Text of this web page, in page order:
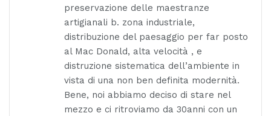
preservazione delle maestranze
artigianali b. zona industriale,
distribuzione del paesaggio per far posto
al Mac Donald, alta velocità , e
distruzione sistematica dell’ambiente in
vista di una non ben definita modernità.
Bene, noi abbiamo deciso di stare nel
mezzo e ci ritroviamo da 30anni con un